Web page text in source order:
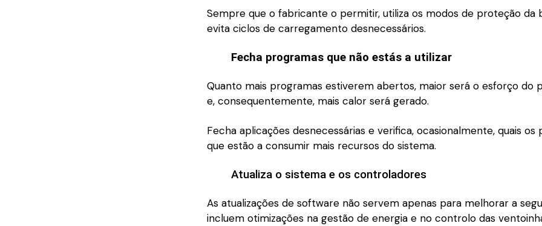
Sempre que o fabricante o permitir, utiliza os modos de proteção da
evita ciclos de carregamento desnecessários.
Fecha programas que não estás a utilizar
Quanto mais programas estiverem abertos, maior será o esforço do
e, consequentemente, mais calor será gerado.
Fecha aplicações desnecessárias e verifica, ocasionalmente, quais os
que estão a consumir mais recursos do sistema.
Atualiza o sistema e os controladores
As atualizações de software não servem apenas para melhorar a
incluem otimizações na gestão de energia e no controlo das